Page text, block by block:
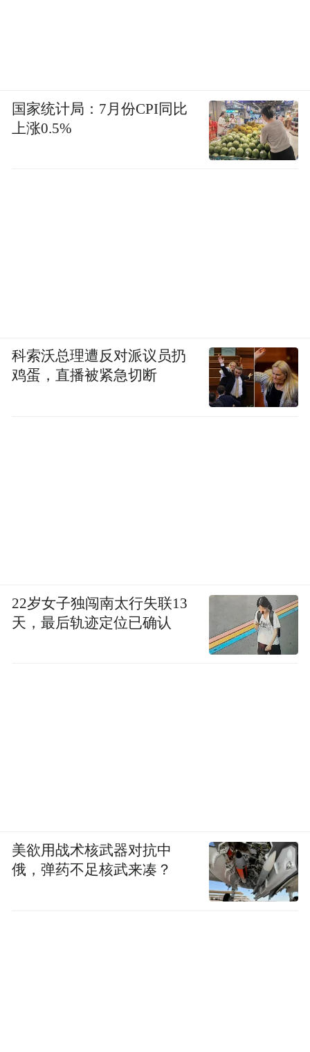
国家统计局：7月份CPI同比
上涨0.5%
科索沃总理遭反对派议员扔
鸡蛋，直播被紧急切断
22岁女子独闯南太行失联13
天，最后轨迹定位已确认
美欲用战术核武器对抗中
俄，弹药不足核武来凑？